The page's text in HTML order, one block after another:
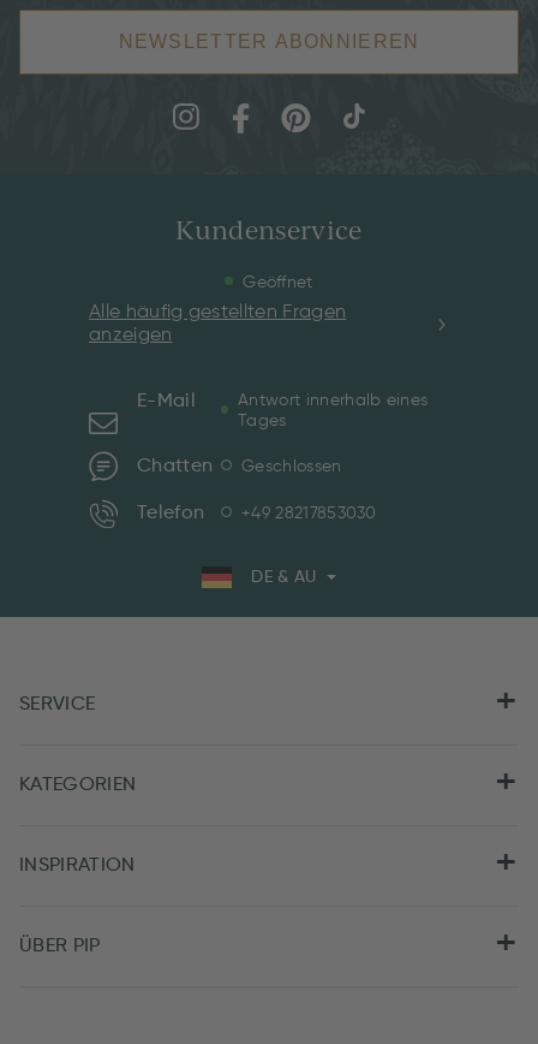
NEWSLETTER ABONNIEREN
Kundenservice
Geöffnet
Alle häufig gestellten Fragen
anzeigen
E-Mail
Antwort innerhalb eines
Tages
Chatten Geschlossen
Telefon +49 28217853030
DE & AU
SERVICE
KATEGORIEN
INSPIRATION
ÜBER PIP